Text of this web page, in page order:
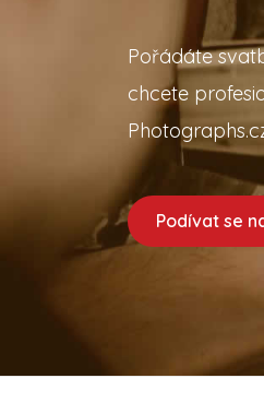
Pořádáte
chcete
Podívat se